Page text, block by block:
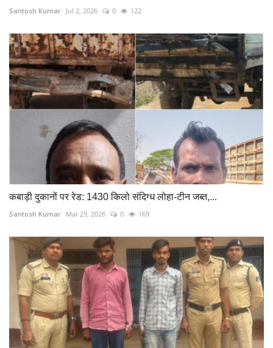
Santosh Kumar Jul 2, 2026 0 122
कबाड़ी दुकानों पर रेड: 1430 किलो संदिग्ध लोहा-टीन जब्त,...
Santosh Kumar Mar 29, 2026 0 169